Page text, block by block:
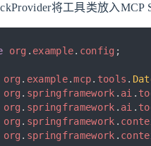
将工具类放入MCP
org . example. config ;
org . example.mcp. tools .
org . springframework . ai .
org . springframework . ai .
org . springframework .
org . springframework .